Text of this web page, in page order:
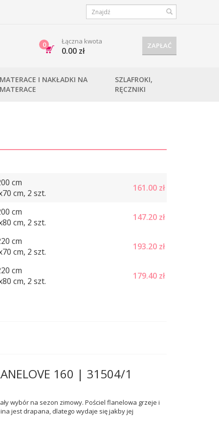
0 Łączna kwota
0.00 zł ZAPŁAĆ
MATERACE I NAKŁADKI NA
MATERACE
SZLAFROKI,
RĘCZNIKI
cm
cm, 2 szt.
161.00 zł
cm
cm, 2 szt.
147.20 zł
cm
cm, 2 szt.
193.20 zł
cm
cm, 2 szt.
179.40 zł
160 | 31504/1
wybór na sezon zimowy. Pościel flanelowa grzeje i
jest drapana, dlatego wydaje się jakby jej